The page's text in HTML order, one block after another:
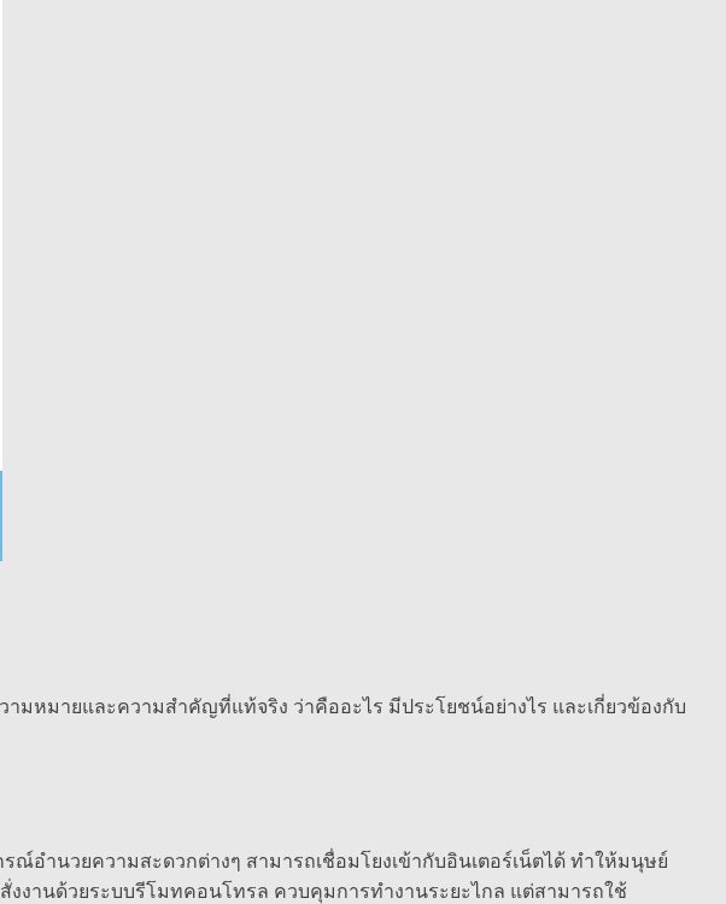
ามหมายและความสำคัญที่แท้จริง ว่าคืออะไร มีประโยชน์อย่างไร และเกี่ยวข้องกับ
รณ์อำนวยความสะดวกต่างๆ สามารถเชื่อมโยงเข้ากับอินเตอร์เน็ตได้ ทำให้มนุษย์
งานด้วยระบบรีโมทคอนโทรล ควบคุมการทำงานระยะไกล แต่สามารถใช้